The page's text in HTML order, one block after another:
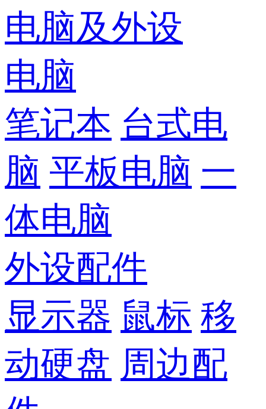
电脑及外设
电脑
笔记本 台式电
脑 平板电脑 一
体电脑
外设配件
显示器 鼠标 移
动硬盘 周边配